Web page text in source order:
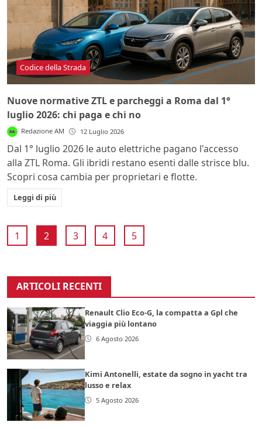
Codice della Strada
Nuove normative ZTL e parcheggi a Roma dal 1°
luglio 2026: chi paga e chi no
Redazione AM 12 Luglio 2026
Dal 1° luglio 2026 le auto elettriche pagano l'accesso
alla ZTL Roma. Gli ibridi restano esenti dalle strisce blu.
Scopri cosa cambia per proprietari e flotte.
Leggi di più
1 2 3 4 5
ARTICOLI RECENTI
Renault Clio Eco-G, la compatta a Gpl che
viaggia più lontano
6 Agosto 2026
Kimi Antonelli, estate da sogno in yacht tra
lusso e relax
5 Agosto 2026